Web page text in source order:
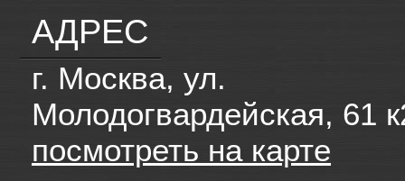
АДРЕС
г. Москва, ул.
Молодогвардейская, 61
посмотреть на карте